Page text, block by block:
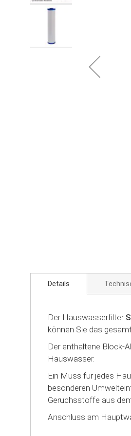
springen
Details
Der Hauswasserfilter
können Sie das
Der enthaltene Block-
Hauswasser.
Ein Muss für jedes
besonderen
Geruchsstoffe aus
Anschluss am